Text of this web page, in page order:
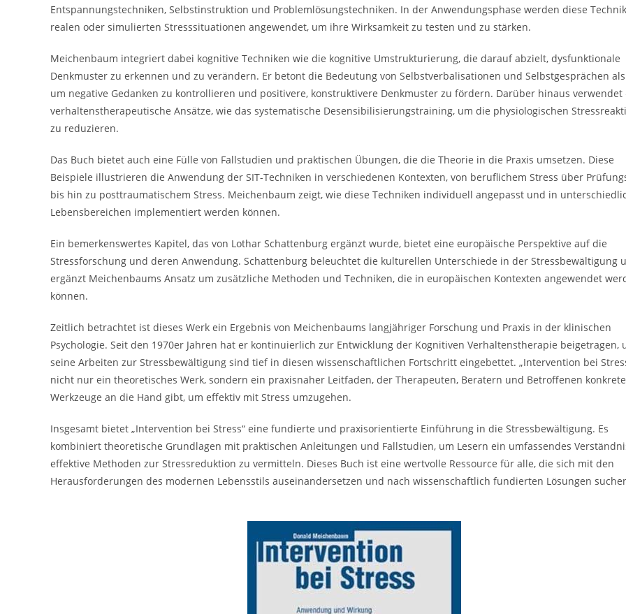
Entspannungstechniken, Selbstinstruktion und Problemlösungstechniken. In der Anwendungsphase werden diese
realen oder simulierten Stresssituationen angewendet, um ihre Wirksamkeit zu testen und zu stärken.
Meichenbaum integriert dabei kognitive Techniken wie die kognitive Umstrukturierung, die darauf abzielt, dysfunktionale
Denkmuster zu erkennen und zu verändern. Er betont die Bedeutung von Selbstverbalisationen und Selbstgesprächen
um negative Gedanken zu kontrollieren und positivere, konstruktivere Denkmuster zu fördern. Darüber hinaus verwendet
verhaltenstherapeutische Ansätze, wie das systematische Desensibilisierungstraining, um die physiologischen
zu reduzieren.
Das Buch bietet auch eine Fülle von Fallstudien und praktischen Übungen, die die Theorie in die Praxis umsetzen. Diese
Beispiele illustrieren die Anwendung der SIT-Techniken in verschiedenen Kontexten, von beruflichem Stress über
bis hin zu posttraumatischem Stress. Meichenbaum zeigt, wie diese Techniken individuell angepasst und in
Lebensbereichen implementiert werden können.
Ein bemerkenswertes Kapitel, das von Lothar Schattenburg ergänzt wurde, bietet eine europäische Perspektive auf die
Stressforschung und deren Anwendung. Schattenburg beleuchtet die kulturellen Unterschiede in der Stressbewältigung
ergänzt Meichenbaums Ansatz um zusätzliche Methoden und Techniken, die in europäischen Kontexten angewendet
können.
Zeitlich betrachtet ist dieses Werk ein Ergebnis von Meichenbaums langjähriger Forschung und Praxis in der klinischen
Psychologie. Seit den 1970er Jahren hat er kontinuierlich zur Entwicklung der Kognitiven Verhaltenstherapie beigetragen,
seine Arbeiten zur Stressbewältigung sind tief in diesen wissenschaftlichen Fortschritt eingebettet. „Intervention bei
nicht nur ein theoretisches Werk, sondern ein praxisnaher Leitfaden, der Therapeuten, Beratern und Betroffenen konkrete
Werkzeuge an die Hand gibt, um effektiv mit Stress umzugehen.
Insgesamt bietet „Intervention bei Stress“ eine fundierte und praxisorientierte Einführung in die Stressbewältigung. Es
kombiniert theoretische Grundlagen mit praktischen Anleitungen und Fallstudien, um Lesern ein umfassendes
effektive Methoden zur Stressreduktion zu vermitteln. Dieses Buch ist eine wertvolle Ressource für alle, die sich mit den
Herausforderungen des modernen Lebensstils auseinandersetzen und nach wissenschaftlich fundierten Lösungen